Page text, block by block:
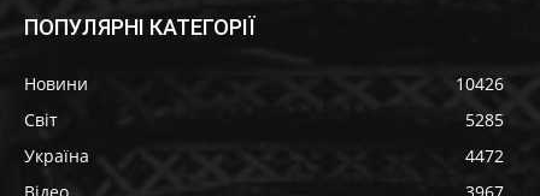
ПОПУЛЯРНІ КАТЕГОРІЇ
Новини
10426
Світ
5285
Україна
4472